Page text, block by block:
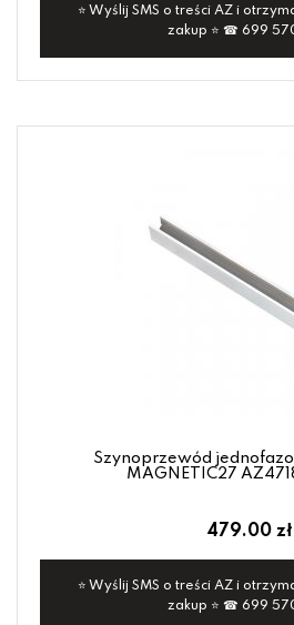
⭐ Wyślij SMS o treści AZ i
zakup ⭐ ☎ 699
Szynoprzewód
MAGNETIC27
479.00 zł
⭐ Wyślij SMS o treści AZ i
zakup ⭐ ☎ 699